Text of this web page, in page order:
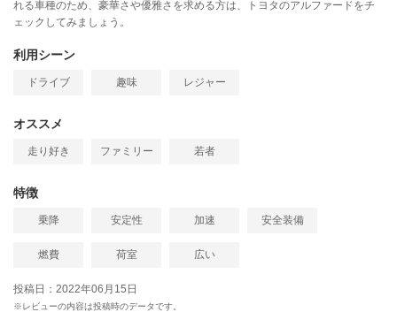
れる車種のため、豪華さや優雅さを求める方は、トヨタのアルファードをチ
ェックしてみましょう。
利用シーン
ドライブ 趣味 レジャー
オススメ
走り好き ファミリー 若者
特徴
乗降 安定性 加速 安全装備
燃費 荷室 広い
投稿日：2022年06月15日
※レビューの内容は投稿時のデータです。